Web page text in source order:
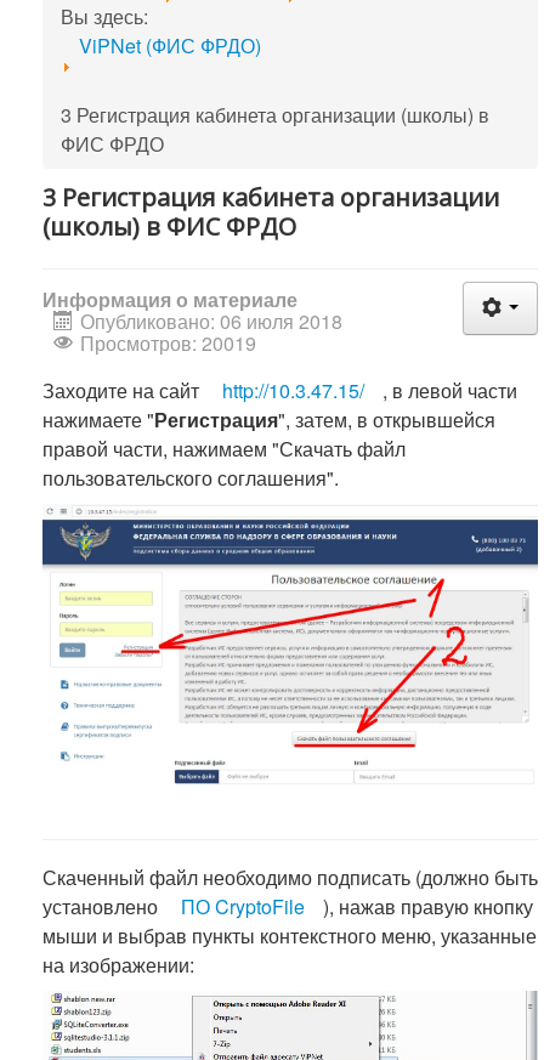
Вы здесь:
ViPNet (ФИС ФРДО)
3 Регистрация кабинета организации (школы) в
ФИС ФРДО
3 Регистрация кабинета организации
(школы) в ФИС ФРДО
Информация о материале
Опубликовано: 06 июля 2018
Просмотров: 20019
Заходите на сайт
http://10.3.47.15/
, в левой части
нажимаете "Регистрация", затем, в открывшейся
правой части, нажимаем "Скачать файл
пользовательского соглашения".
Скаченный файл необходимо подписать (должно быть
установлено
ПО CryptoFile
), нажав правую кнопку
мыши и выбрав пункты контекстного меню, указанные
на изображении: